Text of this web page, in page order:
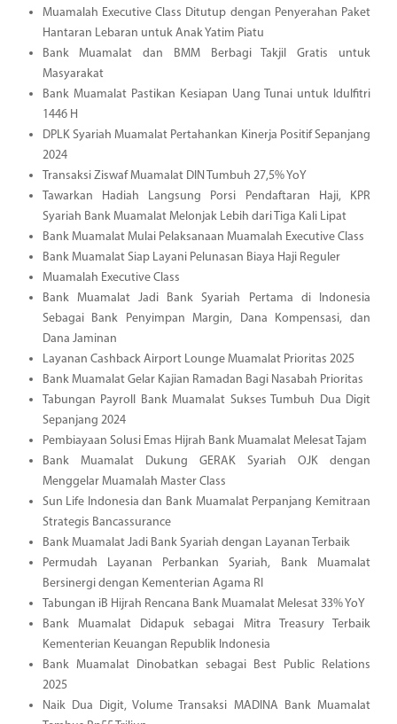
Muamalah Executive Class Ditutup dengan Penyerahan Paket
Hantaran Lebaran untuk Anak Yatim Piatu
Bank Muamalat dan BMM Berbagi Takjil Gratis untuk
Masyarakat
Bank Muamalat Pastikan Kesiapan Uang Tunai untuk Idulfitri
1446 H
DPLK Syariah Muamalat Pertahankan Kinerja Positif Sepanjang
2024
Transaksi Ziswaf Muamalat DIN Tumbuh 27,5% YoY
Tawarkan Hadiah Langsung Porsi Pendaftaran Haji, KPR
Syariah Bank Muamalat Melonjak Lebih dari Tiga Kali Lipat
Bank Muamalat Mulai Pelaksanaan Muamalah Executive Class
Bank Muamalat Siap Layani Pelunasan Biaya Haji Reguler
Muamalah Executive Class
Bank Muamalat Jadi Bank Syariah Pertama di Indonesia
Sebagai Bank Penyimpan Margin, Dana Kompensasi, dan
Dana Jaminan
Layanan Cashback Airport Lounge Muamalat Prioritas 2025
Bank Muamalat Gelar Kajian Ramadan Bagi Nasabah Prioritas
Tabungan Payroll Bank Muamalat Sukses Tumbuh Dua Digit
Sepanjang 2024
Pembiayaan Solusi Emas Hijrah Bank Muamalat Melesat Tajam
Bank Muamalat Dukung GERAK Syariah OJK dengan
Menggelar Muamalah Master Class
Sun Life Indonesia dan Bank Muamalat Perpanjang Kemitraan
Strategis Bancassurance
Bank Muamalat Jadi Bank Syariah dengan Layanan Terbaik
Permudah Layanan Perbankan Syariah, Bank Muamalat
Bersinergi dengan Kementerian Agama RI
Tabungan iB Hijrah Rencana Bank Muamalat Melesat 33% YoY
Bank Muamalat Didapuk sebagai Mitra Treasury Terbaik
Kementerian Keuangan Republik Indonesia
Bank Muamalat Dinobatkan sebagai Best Public Relations
2025
Naik Dua Digit, Volume Transaksi MADINA Bank Muamalat